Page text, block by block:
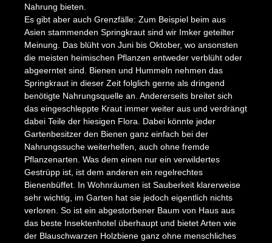
Nahrung bieten.
Es gibt aber auch Grenzfälle: Zum Beispiel beim aus
Asien stammenden Springkraut sind wir Imker geteilter
Meinung. Das blüht von Juni bis Oktober, wo ansonsten
die meisten heimischen Pflanzen entweder verblüht oder
abgeerntet sind. Bienen und Hummeln nehmen das
Springkraut in dieser Zeit folglich gerne als dringend
benötigte Nahrungsquelle an. Andererseits breitet sich
das eingeschleppte Kraut immer weiter aus und verdrängt
dabei Teile der hiesigen Flora. Dabei könnte jeder
Gartenbesitzer den Bienen ganz einfach bei der
Nahrungssuche weiterhelfen, auch ohne fremde
Pflanzenarten. Was dem einen nur ein verwildertes
Gestrüpp ist, ist dem anderen ein regelrechtes
Bienenbüffet. In Wohnräumen ist Sauberkeit klarerweise
sehr wichtig, im Garten hat sie jedoch eigentlich nichts
verloren. So ist ein abgestorbener Baum von Haus aus
das beste Insektenhotel überhaupt und bietet Arten wie
der Blauschwarzen Holzbiene ganz ohne menschliches